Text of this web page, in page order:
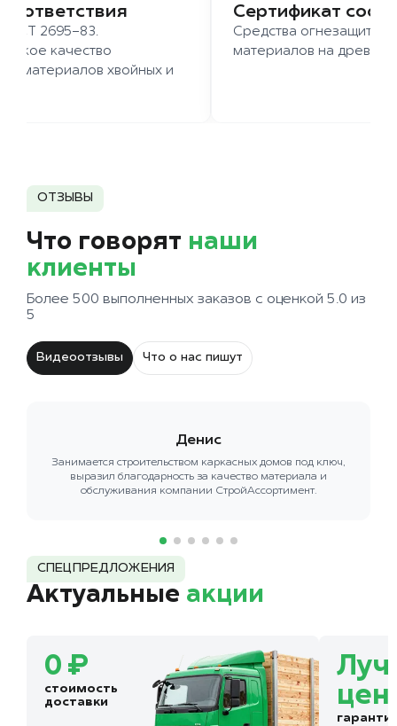
2695-83.
качество
хвойных и
Сертификат
Средства огнезащиты
материалов на
ОТЗЫВЫ
Что говорят наши
клиенты
Более 500 выполненных заказов с оценкой 5.0 из
5
Видеоотзывы Что о нас пишут
Денис
Занимается строительством каркасных домов под ключ,
выразил благодарность за качество материала и
обслуживания компании СтройАссортимент.
СПЕЦПРЕДЛОЖЕНИЯ
Актуальные акции
0 ₽
стоимость
доставки